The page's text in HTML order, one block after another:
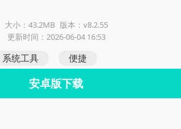
大小：43.2MB 版本：v8.2.55
更新时间：2026-06-04 16:53
系统工具 便捷
安卓版下载